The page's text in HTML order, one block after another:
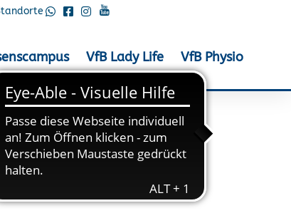
VfB Lady Life VfB Physio
im